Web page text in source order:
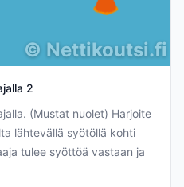
© Nettikoutsi.fi
2
(Mustat nuolet) Harjoite
lähtevällä syötöllä kohti
tulee syöttöä vastaan ja